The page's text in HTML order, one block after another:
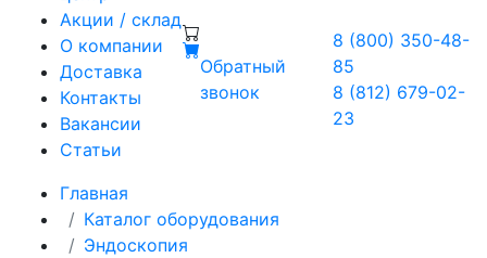
Акции / склад
О компании
Доставка
Контакты
Вакансии
Статьи
Обратный
звонок
8 (800) 350-48-
85
8 (812) 679-02-
23
Главная
Каталог оборудования
Эндоскопия